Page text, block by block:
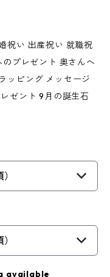
祝い 出産祝い 就職祝
プレゼント 奥さんへ
ッピング メッセージ
ゼント 9月の誕生石
available